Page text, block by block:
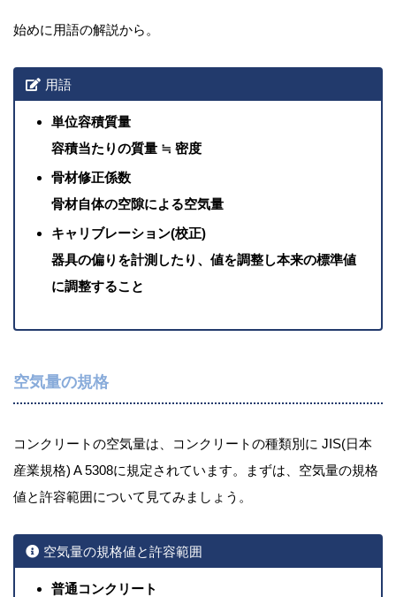
始めに用語の解説から。
用語
単位容積質量
容積当たりの質量 ≒ 密度
骨材修正係数
骨材自体の空隙による空気量
キャリブレーション(校正)
器具の偏りを計測したり、値を調整し本来の標準値
に調整すること
空気量の規格
コンクリートの空気量は、コンクリートの種類別に JIS(日本
産業規格) A 5308に規定されています。まずは、空気量の規格
値と許容範囲について見てみましょう。
空気量の規格値と許容範囲
普通コンクリート